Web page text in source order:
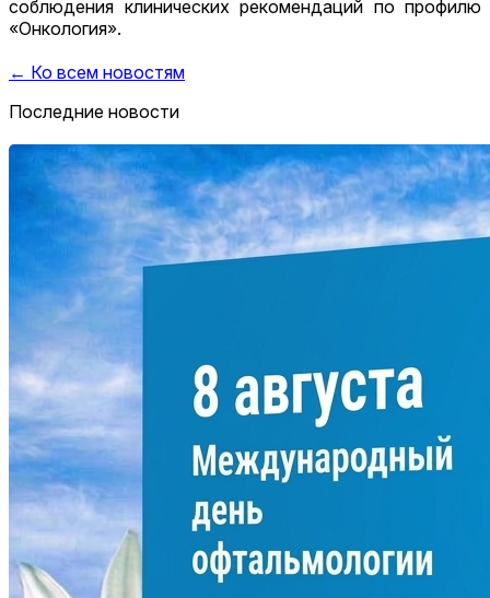
соблюдения клинических рекомендаций по профилю
«Онкология».
← Ко всем новостям
Последние новости